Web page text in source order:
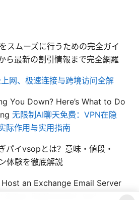
スムーズに行うための完全ガイ
ら最新の割引情報まで完全網羅
网、极速连接与跨境访问全解
You Down? Here’s What to Do
无限制AI聊天免费：VPN在隐
际作用与实用指南
パイvsopとは？意味・値段・
体験を徹底解説
an Exchange Email Server
Deployment, and